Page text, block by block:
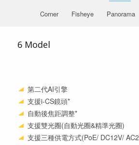
Corner Fisheye Panorama
6 Model
第二代AI引擎
支援i-CS鏡頭*
自動後焦距調整*
支援雙光圈(自動光圈&精準光圈)
支援三種供電方式(PoE/ DC12V/